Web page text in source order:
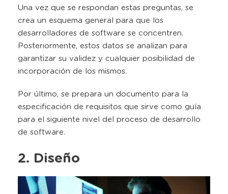
Una vez que se respondan estas preguntas, se
crea un esquema general para que los
desarrolladores de software se concentren.
Posteriormente, estos datos se analizan para
garantizar su validez y cualquier posibilidad de
incorporación de los mismos.
Por último, se prepara un documento para la
especificación de requisitos que sirve como guía
para el siguiente nivel del proceso de desarrollo
de software.
2. Diseño